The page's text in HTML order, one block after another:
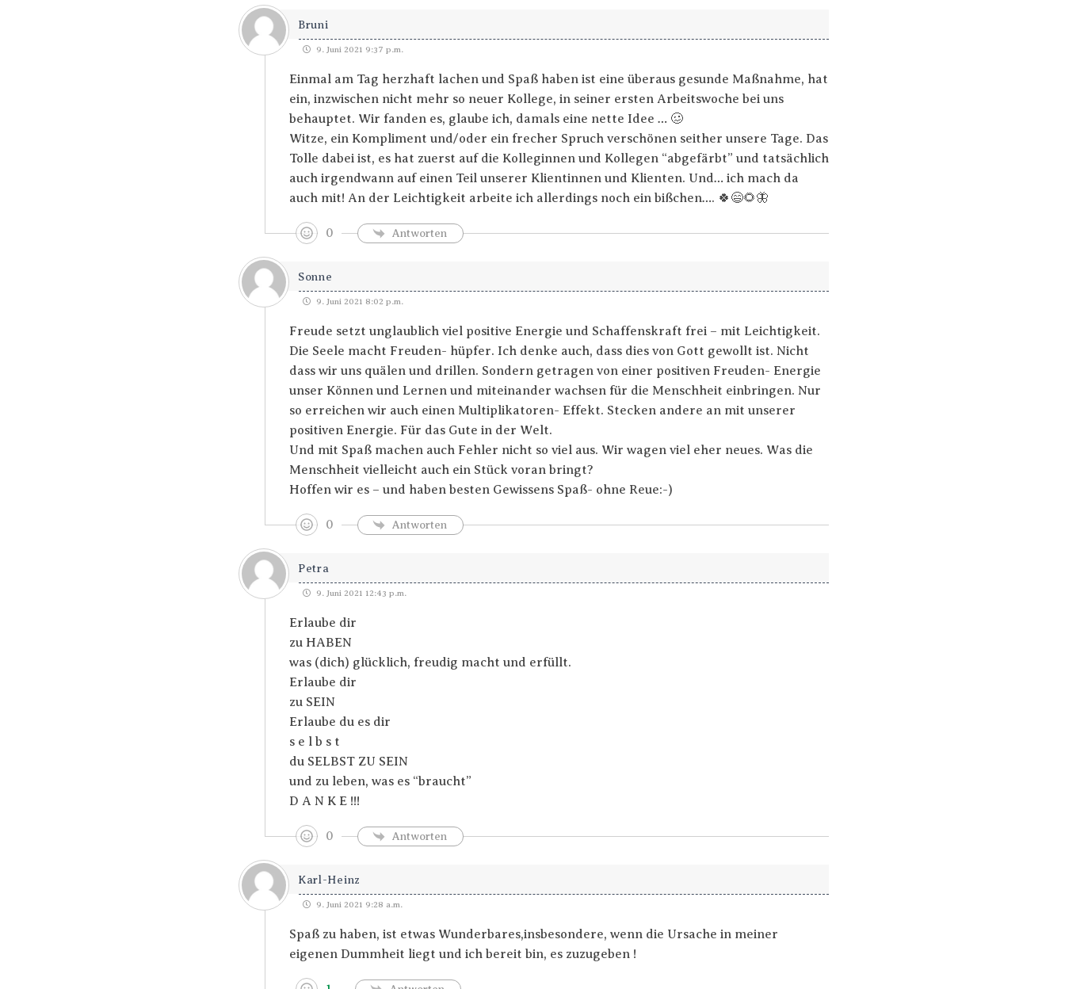
Bruni
9. Juni 2021 9:37 p.m.
Einmal am Tag herzhaft lachen und Spaß haben ist eine überaus gesunde Maßnahme, hat
ein, inzwischen nicht mehr so neuer Kollege, in seiner ersten Arbeitswoche bei uns
behauptet. Wir fanden es, glaube ich, damals eine nette Idee … 🥴
Witze, ein Kompliment und/oder ein frecher Spruch verschönen seither unsere Tage. Das
Tolle dabei ist, es hat zuerst auf die Kolleginnen und Kollegen “abgefärbt” und tatsächlich
auch irgendwann auf einen Teil unserer Klientinnen und Klienten. Und… ich mach da
auch mit! An der Leichtigkeit arbeite ich allerdings noch ein bißchen…. 🍀😄🌻🦋
0 Antworten
Sonne
9. Juni 2021 8:02 p.m.
Freude setzt unglaublich viel positive Energie und Schaffenskraft frei – mit Leichtigkeit.
Die Seele macht Freuden- hüpfer. Ich denke auch, dass dies von Gott gewollt ist. Nicht
dass wir uns quälen und drillen. Sondern getragen von einer positiven Freuden- Energie
unser Können und Lernen und miteinander wachsen für die Menschheit einbringen. Nur
so erreichen wir auch einen Multiplikatoren- Effekt. Stecken andere an mit unserer
positiven Energie. Für das Gute in der Welt.
Und mit Spaß machen auch Fehler nicht so viel aus. Wir wagen viel eher neues. Was die
Menschheit vielleicht auch ein Stück voran bringt?
Hoffen wir es – und haben besten Gewissens Spaß- ohne Reue:-)
0 Antworten
Petra
9. Juni 2021 12:43 p.m.
Erlaube dir
zu HABEN
was (dich) glücklich, freudig macht und erfüllt.
Erlaube dir
zu SEIN
Erlaube du es dir
s e l b s t
du SELBST ZU SEIN
und zu leben, was es “braucht”
D A N K E !!!
0 Antworten
Karl-Heinz
9. Juni 2021 9:28 a.m.
Spaß zu haben, ist etwas Wunderbares,insbesondere, wenn die Ursache in meiner
eigenen Dummheit liegt und ich bereit bin, es zuzugeben !